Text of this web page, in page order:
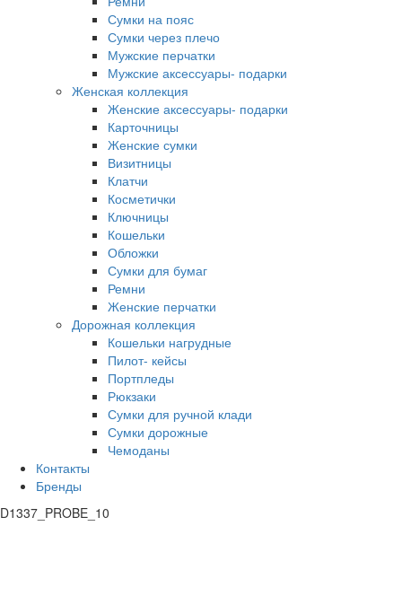
Сумки на пояс
Сумки через плечо
Мужские перчатки
Мужские аксессуары- подарки
Женская коллекция
Женские аксессуары- подарки
Карточницы
Женские сумки
Визитницы
Клатчи
Косметички
Ключницы
Кошельки
Обложки
Сумки для бумаг
Ремни
Женские перчатки
Дорожная коллекция
Кошельки нагрудные
Пилот- кейсы
Портпледы
Рюкзаки
Сумки для ручной клади
Сумки дорожные
Чемоданы
Контакты
Бренды